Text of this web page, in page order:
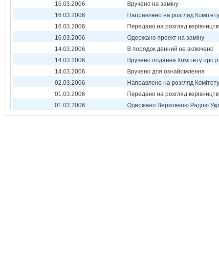
16.03.2006
Вручено на заміну
16.03.2006
Направлено на розгляд Комітету
16.03.2006
Передано на розгляд
16.03.2006
Одержано проект на заміну
14.03.2006
В порядок денний не включено
14.03.2006
Вручено подання Комітету про
14.03.2006
Вручено для ознайомлення
02.03.2006
Направлено на розгляд Комітету
01.03.2006
Передано на розгляд
01.03.2006
Одержано Верховною Радою